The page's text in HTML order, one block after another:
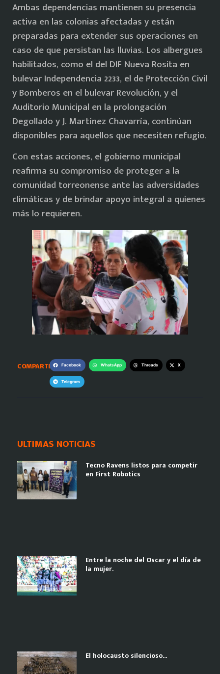
Ambas dependencias mantienen su presencia
activa en las colonias afectadas y están
preparadas para extender sus operaciones en
caso de que persistan las lluvias. Los albergues
habilitados, como el del DIF Nueva Rosita en
bulevar Independencia 2233, el de Protección Civil
y Bomberos en el bulevar Revolución, y el
Auditorio Municipal en la prolongación
Degollado y J. Martínez Chavarría, continúan
disponibles para aquellos que necesiten refugio.
Con estas acciones, el gobierno municipal
reafirma su compromiso de proteger a la
comunidad torreonense ante las adversidades
climáticas y de brindar apoyo integral a quienes
más lo requieren.
COMPARTE: Facebook WhatsApp Threads X
Telegram
ULTIMAS NOTICIAS
Tecno Ravens listos para competir
en First Robotics
Entre la noche del Oscar y el día de
la mujer.
El holocausto silencioso…